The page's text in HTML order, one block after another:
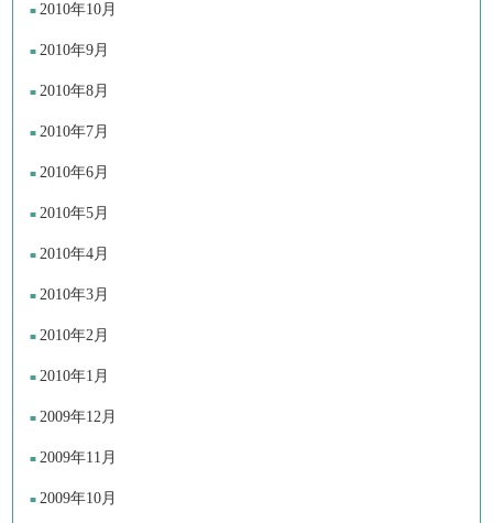
2010年10月
2010年9月
2010年8月
2010年7月
2010年6月
2010年5月
2010年4月
2010年3月
2010年2月
2010年1月
2009年12月
2009年11月
2009年10月